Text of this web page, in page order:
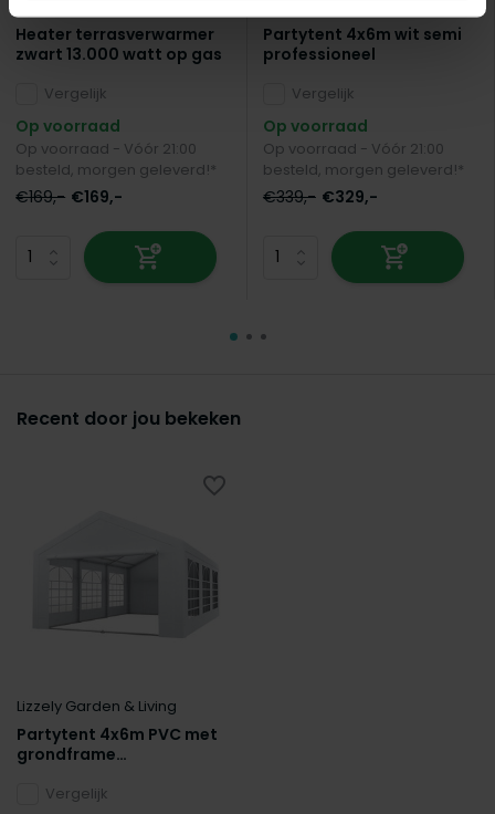
Lizzely Garden & Living
Heater terrasverwarmer
zwart 13.000 watt op gas
Vergelijk
Op voorraad
Op voorraad - Vóór 21:00
besteld, morgen geleverd!*
€169,- €169,-
Lizzely Garden & Living
Partytent 4x6m wit semi
professioneel
Vergelijk
Op voorraad
Op voorraad - Vóór 21:00
besteld, morgen geleverd!*
€339,- €329,-
Recent door jou bekeken
Lizzely Garden & Living
Partytent 4x6m PVC met
grondframe
Vergelijk